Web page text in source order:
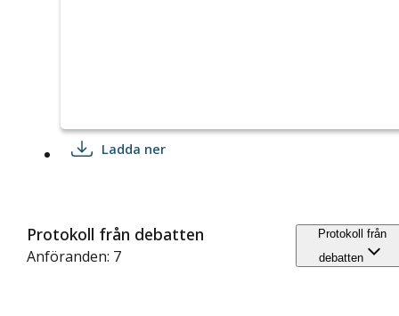
Ladda ner
Protokoll från debatten
Anföranden: 7
Protokoll från
debatten